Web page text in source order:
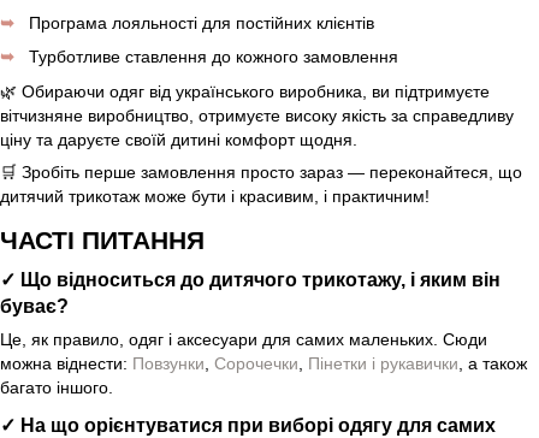
Програма лояльності для постійних клієнтів
Турботливе ставлення до кожного замовлення
🌿 Обираючи одяг від українського виробника, ви підтримуєте
вітчизняне виробництво, отримуєте високу якість за справедливу
ціну та даруєте своїй дитині комфорт щодня.
🛒 Зробіть перше замовлення просто зараз — переконайтеся, що
дитячий трикотаж може бути і красивим, і практичним!
ЧАСТІ ПИТАННЯ
✓ Що відноситься до дитячого трикотажу, і яким він
буває?
Це, як правило, одяг і аксесуари для самих маленьких. Сюди
можна віднести: Повзунки, Сорочечки, Пінетки і рукавички, а також
багато іншого.
✓ На що орієнтуватися при виборі одягу для самих